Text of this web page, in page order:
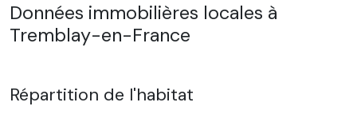
Données immobilières locales à
Tremblay-en-France
Répartition de l'habitat